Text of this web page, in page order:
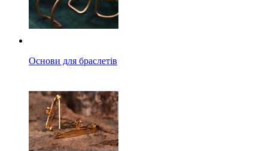
Основи для браслетів